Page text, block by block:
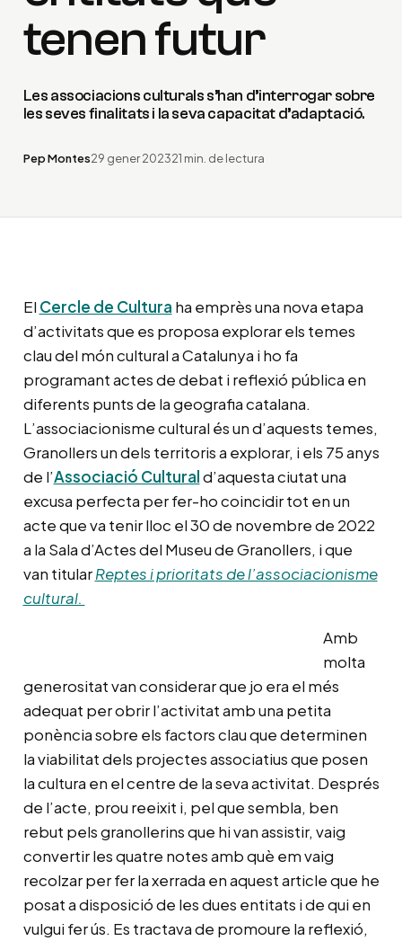
tenen futur
Les associacions culturals s’han d’interrogar sobre
les seves finalitats i la seva capacitat d’adaptació.
Pep Montes29 gener 202321 min. de lectura
El Cercle de Cultura ha emprès una nova etapa
d’activitats que es proposa explorar els temes
clau del món cultural a Catalunya i ho fa
programant actes de debat i reflexió pública en
diferents punts de la geografia catalana.
L’associacionisme cultural és un d’aquests temes,
Granollers un dels territoris a explorar, i els 75 anys
de l’Associació Culturald’aquesta ciutat una
excusa perfecta per fer-ho coincidir tot en un
acte que va tenir lloc el 30 de novembre de 2022
a la Sala d’Actes del Museu de Granollers, i que
van titularReptes i prioritats de l’associacionisme
cultural.
Amb
molta
generositat van considerar que jo era el més
adequat per obrir l’activitat amb una petita
ponència sobre els factors clau que determinen
la viabilitat dels projectes associatius que posen
la cultura en el centre de la seva activitat. Després
de l’acte, prou reeixit i, pel que sembla, ben
rebut pels granollerins que hi van assistir, vaig
convertir les quatre notes amb què em vaig
recolzar per fer la xerrada en aquest article que he
posat a disposició de les dues entitats i de qui en
vulgui fer ús. Es tractava de promoure la reflexió,